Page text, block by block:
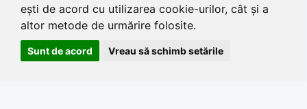
ești de acord cu utilizarea cookie-urilor, cât și a
altor metode de urmărire folosite.
Sunt de acord Vreau să schimb setările